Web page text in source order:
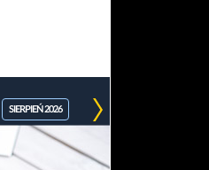
SIERPIEŃ 2026